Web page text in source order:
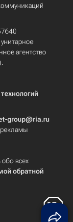
агентство
group@ria.ru
всех
обратной